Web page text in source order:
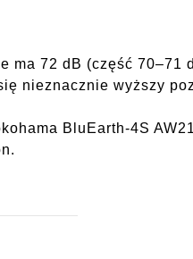
ma 72 dB (część 70–71
nieznacznie wyższy
BluEarth-4S